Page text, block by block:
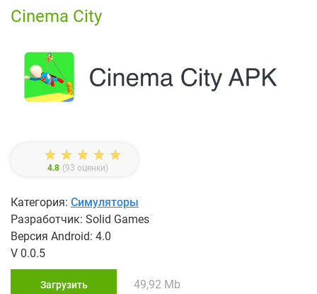
Cinema City
4.8 (93 оценки)
Категория: Симуляторы
Разработчик: Solid Games
Версия Android: 4.0
V 0.0.5
Загрузить 49,92 Mb